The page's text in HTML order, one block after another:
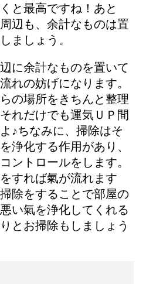
と最高ですね！あと
辺も、余計なものは置
ましょう。
に余計なものを置いて
れの妨げになります。
の場所をきちんと整理
れだけでも運気ＵＰ間
♪ちなみに、掃除はそ
浄化する作用があり、
ントロールをします。
すれば氣が流れます
除をすることで部屋の
い氣を浄化してくれる
とお掃除もしましょう